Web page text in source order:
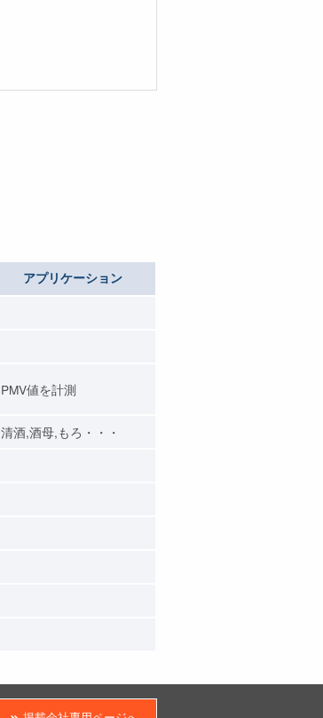
アプリケーション
PMV値を計測
清酒,酒母,もろ・・・